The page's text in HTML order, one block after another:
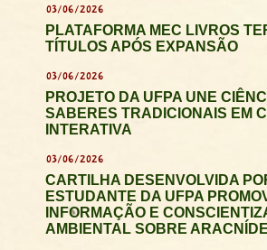
03/06/2026
PLATAFORMA MEC LIVROS
TÍTULOS APÓS EXPANSÃO
03/06/2026
PROJETO DA UFPA UNE
SABERES TRADICIONAIS EM
INTERATIVA
03/06/2026
CARTILHA DESENVOLVIDA
ESTUDANTE DA UFPA
INFORMAÇÃO E
AMBIENTAL SOBRE